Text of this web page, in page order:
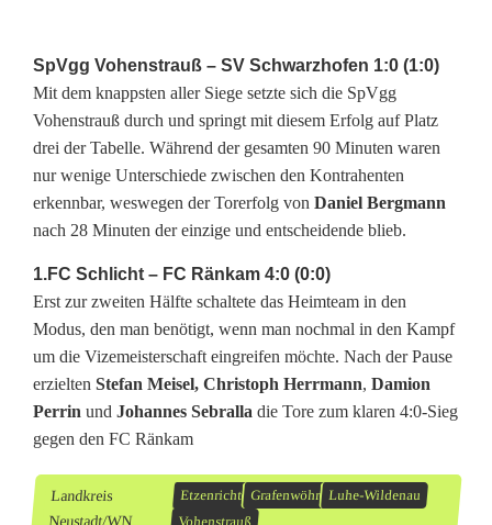
s
t
e
r
T
i
t
e
SpVgg Vohenstrauß – SV Schwarzhofen 1:0 (1:0)
Mit dem knappsten aller Siege setzte sich die SpVgg
Vohenstrauß durch und springt mit diesem Erfolg auf Platz
drei der Tabelle. Während der gesamten 90 Minuten waren
nur wenige Unterschiede zwischen den Kontrahenten
erkennbar, weswegen der Torerfolg von Daniel Bergmann
nach 28 Minuten der einzige und entscheidende blieb.
1.FC Schlicht – FC Ränkam 4:0 (0:0)
Erst zur zweiten Hälfte schaltete das Heimteam in den
Modus, den man benötigt, wenn man nochmal in den Kampf
um die Vizemeisterschaft eingreifen möchte. Nach der Pause
erzielten Stefan Meisel, Christoph Herrmann, Damion
Perrin und Johannes Sebralla die Tore zum klaren 4:0-Sieg
gegen den FC Ränkam
Landkreis
Neustadt/WN
Etzenricht Grafenwöhr Luhe-Wildenau
Vohenstrauß